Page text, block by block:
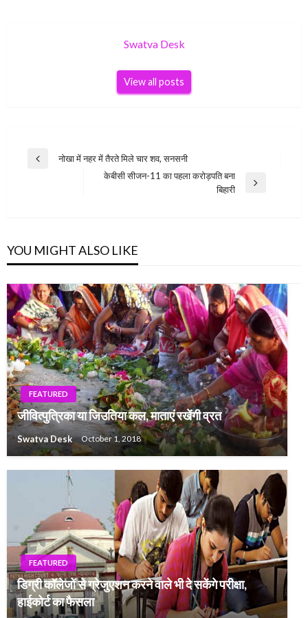
Swatva Desk
View all posts
Post
Previous
नोखा में नहर में तैरते मिले चार शव, सनसनी
केबीसी सीजन-11 का पहला करोड़पति बना
बिहारी
YOU MIGHT ALSO LIKE
FEATURED
जीवित्पुत्रिका या जिउतिया कल, माताएं रखेंगी व्रत
Swatva Desk October 1, 2018
FEATURED
डिग्री कॉलेजों से ग्रेजुएशन करने वाले भी दे सकेंगे परीक्षा,
हाईकोर्ट का फैसला